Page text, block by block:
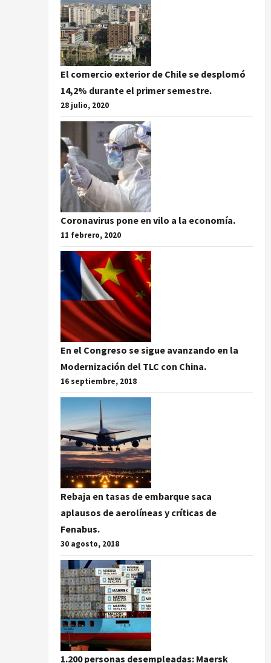
El comercio exterior de Chile se desplomó
14,2% durante el primer semestre.
28 julio, 2020
Coronavirus pone en vilo a la economía.
11 febrero, 2020
En el Congreso se sigue avanzando en la
Modernización del TLC con China.
16 septiembre, 2018
Rebaja en tasas de embarque saca
aplausos de aerolíneas y críticas de
Fenabus.
30 agosto, 2018
1.200 personas desempleadas: Maersk